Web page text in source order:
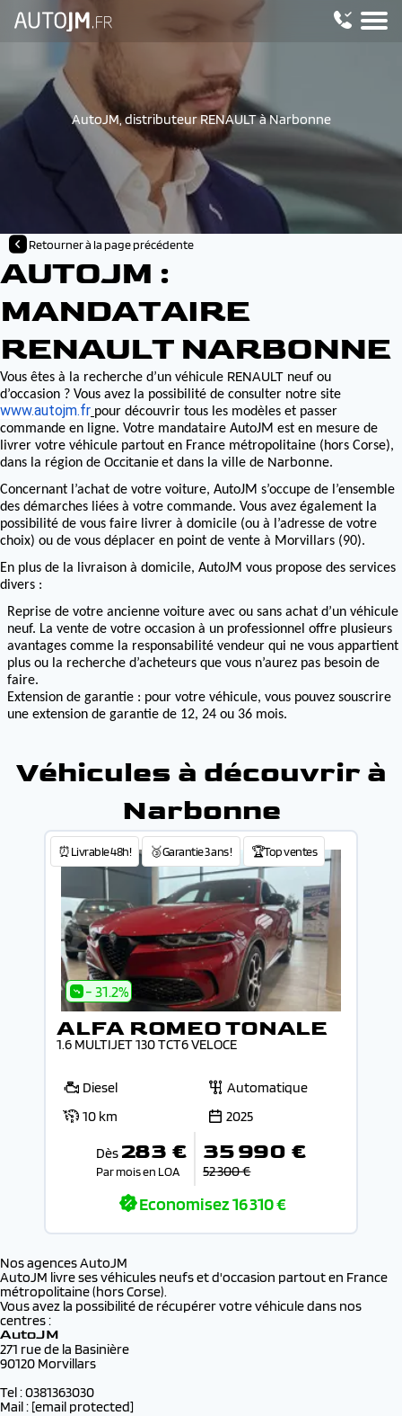
AutoJM, distributeur RENAULT à Narbonne
Retourner à la page précédente
AUTOJM :
MANDATAIRE
RENAULT NARBONNE
Vous êtes à la recherche d’un véhicule RENAULT neuf ou
d’occasion ? Vous avez la possibilité de consulter notre site
www.autojm.fr pour découvrir tous les modèles et passer
commande en ligne. Votre mandataire AutoJM est en mesure de
livrer votre véhicule partout en France métropolitaine (hors Corse),
dans la région de Occitanieet dans la ville de Narbonne.
Concernant l’achat de votre voiture, AutoJM s’occupe de l’ensemble
des démarches liées à votre commande. Vous avez également la
possibilité de vous faire livrer à domicile (ou à l’adresse de votre
choix) ou de vous déplacer en point de vente à Morvillars (90).
En plus de la livraison à domicile, AutoJM vous propose des services
divers :
Reprise de votre ancienne voiture avec ou sans achat d’un véhicule
neuf. La vente de votre occasion à un professionnel offre plusieurs
avantages comme la responsabilité vendeur qui ne vous appartient
plus ou la recherche d’acheteurs que vous n’aurez pas besoin de
faire.
Extension de garantie : pour votre véhicule, vous pouvez souscrire
une extension de garantie de 12, 24 ou 36 mois.
Véhicules à découvrir à
Narbonne
⏰Livrable 48h! 🥉Garantie 3 ans ! 🏆Top ventes
- 31.2%
ALFA ROMEO TONALE
1.6 MULTIJET 130 TCT6 VELOCE
Diesel
Automatique
10 km
2025
Dès 283 €
Par mois en LOA
35 990 €
52 300 €
Economisez16 310 €
Nos agences AutoJM
AutoJM livre ses véhicules neufs et d'occasion partout en France
métropolitaine (hors Corse).
Vous avez la possibilité de récupérer votre véhicule dans nos
centres :
AutoJM
271 rue de la Basinière
90120 Morvillars
Tel : 0381363030
Mail : [email protected]